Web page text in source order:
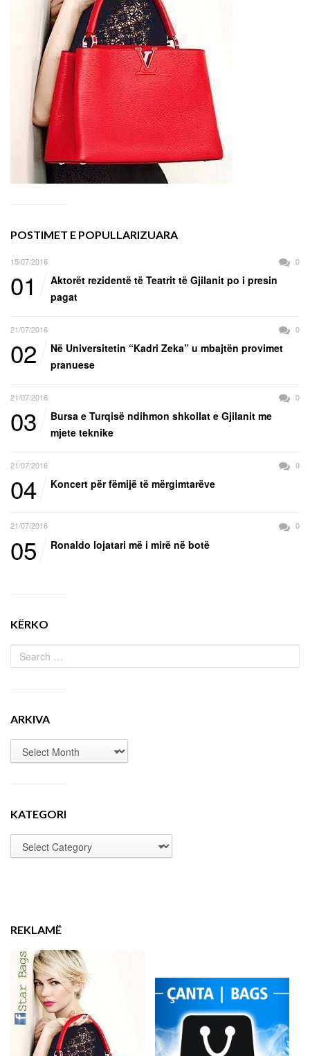
POSTIMET E POPULLARIZUARA
15/07/2016 0
01
Aktorët rezidentë të Teatrit të Gjilanit po i presin
pagat
21/07/2016 0
02
Në Universitetin “Kadri Zeka” u mbajtën provimet
pranuese
21/07/2016 0
03
Bursa e Turqisë ndihmon shkollat e Gjilanit me
mjete teknike
21/07/2016 0
04 Koncert për fëmijë të mërgimtarëve
21/07/2016 0
05 Ronaldo lojatari më i mirë në botë
KËRKO
ARKIVA
KATEGORI
REKLAMË